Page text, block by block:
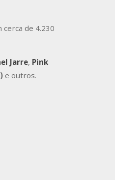
cerca de 4.230
Jarre, Pink
e outros.